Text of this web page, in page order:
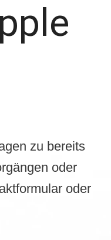
zu bereits
oder
oder